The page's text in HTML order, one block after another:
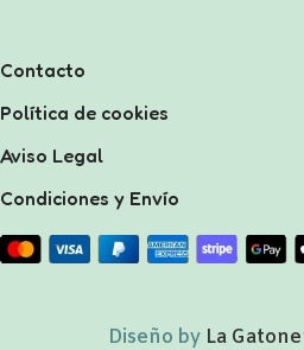
Contacto
Política de cookies
Aviso Legal
Condiciones y Envío
Diseño by La